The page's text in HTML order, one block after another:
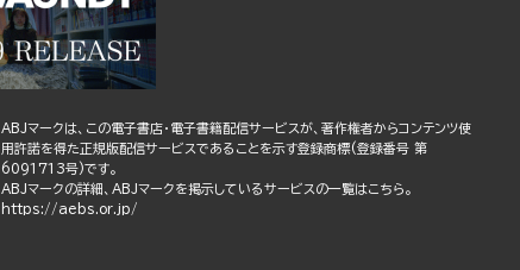
ABJマークは、この電子書店・電子書籍配信サービスが、著作権者からコンテンツ使
用許諾を得た正規版配信サービスであることを示す登録商標(登録番号 第
6091713号)です。
ABJマークの詳細、ABJマークを掲示しているサービスの一覧はこちら。
https://aebs.or.jp/